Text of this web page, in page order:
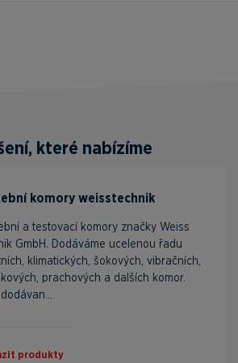
které nabízíme
komory weisstechnik
a testovací komory značky Weiss
GmbH. Dodáváme ucelenou řadu
klimatických, šokových, vibračních,
prachových a dalších komor.
produkty